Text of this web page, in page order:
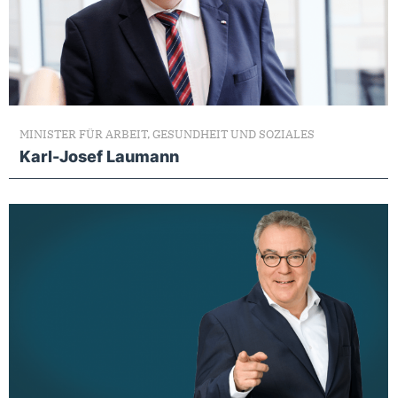
MINISTER FÜR ARBEIT, GESUNDHEIT UND SOZIALES
Karl-Josef Laumann